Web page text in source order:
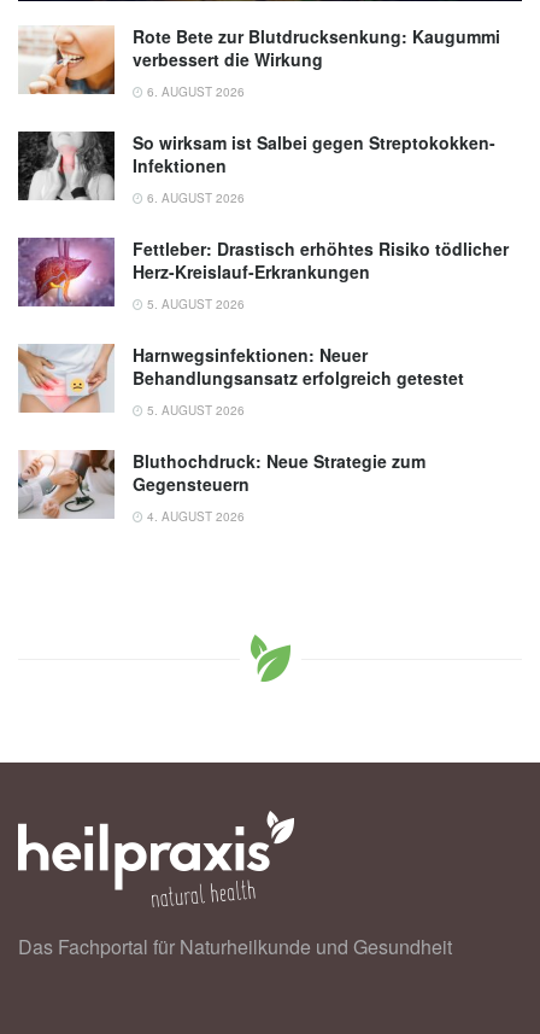
Rote Bete zur Blutdrucksenkung: Kaugummi
verbessert die Wirkung
6. AUGUST 2026
So wirksam ist Salbei gegen Streptokokken-
Infektionen
6. AUGUST 2026
Fettleber: Drastisch erhöhtes Risiko tödlicher
Herz-Kreislauf-Erkrankungen
5. AUGUST 2026
Harnwegsinfektionen: Neuer
Behandlungsansatz erfolgreich getestet
5. AUGUST 2026
Bluthochdruck: Neue Strategie zum
Gegensteuern
4. AUGUST 2026
Das Fachportal für Naturheilkunde und Gesundheit